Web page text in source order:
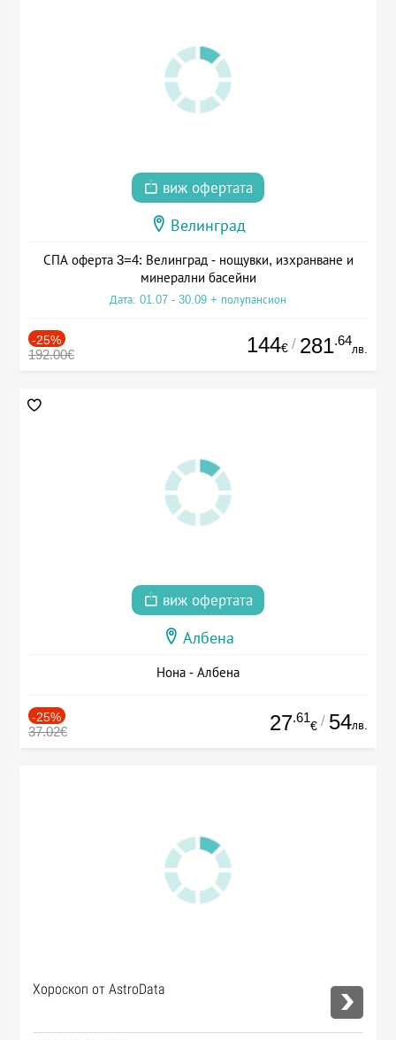
виж офертата
Велинград
СПА оферта 3=4: Велинград - нощувки, изхранване и
минерални басейни
Дата: 01.07 - 30.09 + полупансион
-25%
192.00€ 144€ / 281.64
лв.
виж офертата
Албена
Нона - Албена
-25%
37.02€ 27.61
€ / 54лв.
Хороскоп от AstroData